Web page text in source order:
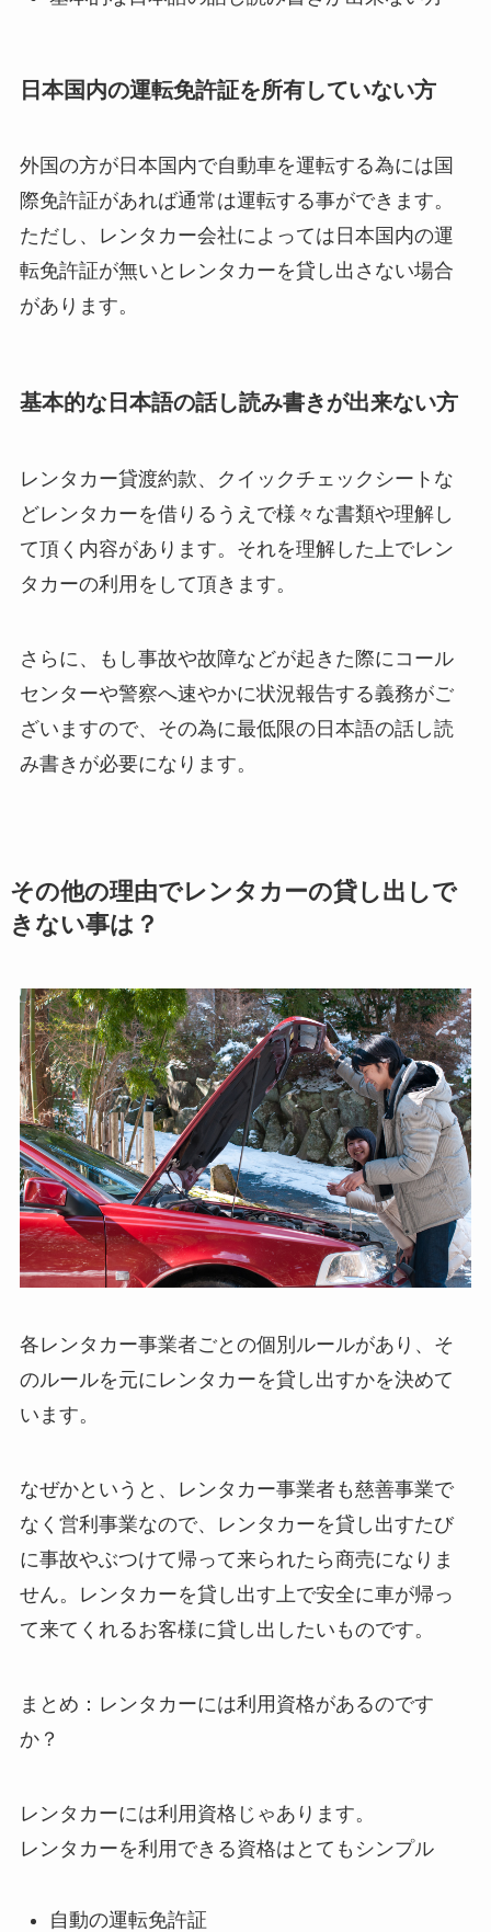
日本国内の運転免許証を所有していない方
外国の方が日本国内で自動車を運転する為には国
際免許証があれば通常は運転する事ができます。
ただし、レンタカー会社によっては日本国内の運
転免許証が無いとレンタカーを貸し出さない場合
があります。
基本的な日本語の話し読み書きが出来ない方
レンタカー貸渡約款、クイックチェックシートな
どレンタカーを借りるうえで様々な書類や理解し
て頂く内容があります。それを理解した上でレン
タカーの利用をして頂きます。
さらに、もし事故や故障などが起きた際にコール
センターや警察へ速やかに状況報告する義務がご
ざいますので、その為に最低限の日本語の話し読
み書きが必要になります。
その他の理由でレンタカーの貸し出しで
きない事は？
各レンタカー事業者ごとの個別ルールがあり、そ
のルールを元にレンタカーを貸し出すかを決めて
います。
なぜかというと、レンタカー事業者も慈善事業で
なく営利事業なので、レンタカーを貸し出すたび
に事故やぶつけて帰って来られたら商売になりま
せん。レンタカーを貸し出す上で安全に車が帰っ
て来てくれるお客様に貸し出したいものです。
まとめ：レンタカーには利用資格があるのです
か？
レンタカーには利用資格じゃあります。
レンタカーを利用できる資格はとてもシンプル
自動の運転免許証